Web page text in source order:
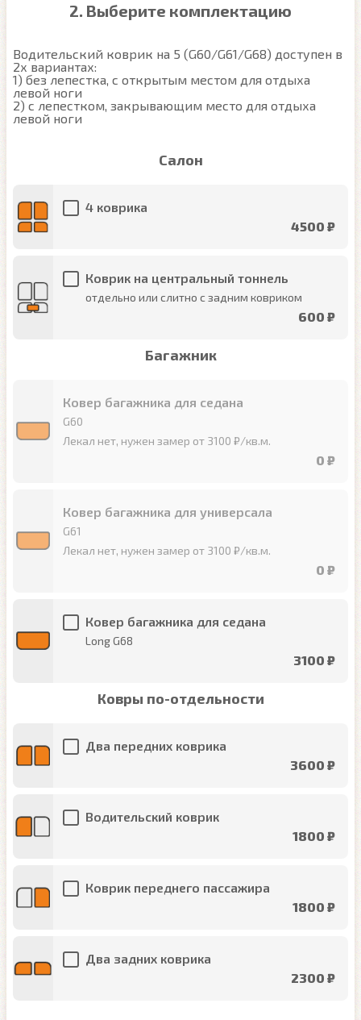
2. Выберите комплектацию
Водительский коврик на 5 (G60/G61/G68) доступен в
2х вариантах:
1) без лепестка, с открытым местом для отдыха
левой ноги
2) с лепестком, закрывающим место для отдыха
левой ноги
Салон
4 коврика
4500 ₽
Коврик на центральный тоннель
отдельно или слитно с задним ковриком
600 ₽
Багажник
Ковер багажника для седана
G60
Лекал нет, нужен замер от 3100 ₽/кв.м.
0 ₽
Ковер багажника для универсала
G61
Лекал нет, нужен замер от 3100 ₽/кв.м.
0 ₽
Ковер багажника для седана
Long G68
3100 ₽
Ковры по-отдельности
Два передних коврика
3600 ₽
Водительский коврик
1800 ₽
Коврик переднего пассажира
1800 ₽
Два задних коврика
2300 ₽